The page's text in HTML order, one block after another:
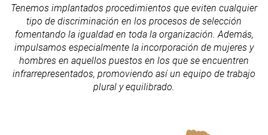
Tenemos implantados procedimientos que eviten cualquier
tipo de discriminación en los procesos de selección
fomentando la igualdad en toda la organización. Además,
impulsamos especialmente la incorporación de mujeres y
hombres en aquellos puestos en los que se encuentren
infrarrepresentados, promoviendo así un equipo de trabajo
plural y equilibrado.